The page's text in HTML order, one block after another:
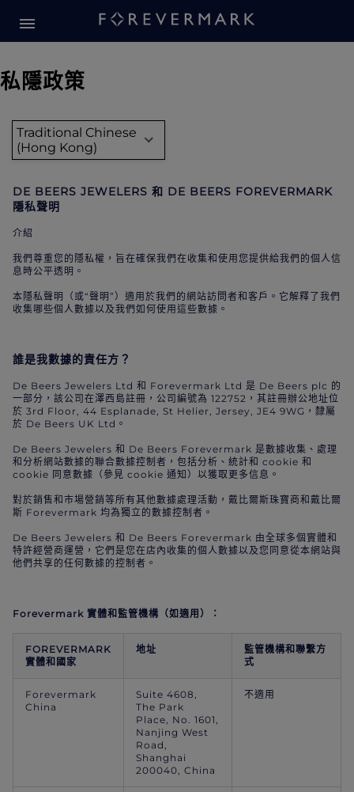
私隱政策
Traditional Chinese
(Hong Kong)
DE BEERS JEWELERS 和 DE BEERS FOREVERMARK
隱私聲明
介紹
我們尊重您的隱私權，旨在確保我們在收集和使用您提供給我們的個人信
息時公平透明。
本隱私聲明（或“聲明”）適用於我們的網站訪問者和客戶。它解釋了我們
收集哪些個人數據以及我們如何使用這些數據。
誰是我數據的責任方？
De Beers Jewelers Ltd 和 Forevermark Ltd 是 De Beers plc 的
一部分，該公司在澤西島註冊，公司編號為 122752，其註冊辦公地址位
於 3rd Floor, 44 Esplanade, St Helier, Jersey, JE4 9WG，隸屬
於 De Beers UK Ltd。
De Beers Jewelers 和 De Beers Forevermark 是數據收集、處理
和分析網站數據的聯合數據控制者，包括分析、統計和 cookie 和
cookie 同意數據（參見 cookie 通知）以獲取更多信息。
對於銷售和市場營銷等所有其他數據處理活動，戴比爾斯珠寶商和戴比爾
斯 Forevermark 均為獨立的數據控制者。
De Beers Jewelers 和 De Beers Forevermark 由全球多個實體和
特許經營商運營，它們是您在店內收集的個人數據以及您同意從本網站與
他們共享的任何數據的控制者。
Forevermark 實體和監管機構（如適用）：
FOREVERMARK
實體和國家
地址
監管機構和聯繫方
式
Forevermark
China
Suite 4608,
The Park
Place, No. 1601,
Nanjing West
Road,
Shanghai
200040, China
不適用